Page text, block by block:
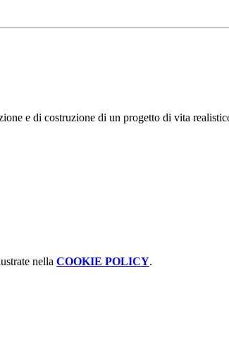
e di costruzione di un progetto di vita
nella COOKIE POLICY.